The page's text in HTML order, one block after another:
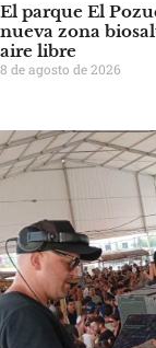
El parque El
nueva zona
aire libre
8 de agosto de 2026